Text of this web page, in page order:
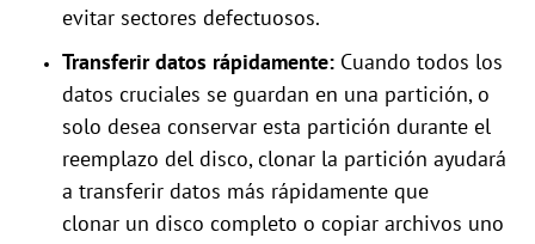
evitar sectores defectuosos.
Transferirdatos rápidamente: Cuando todos los
datos cruciales se guardan en una partición, o
solo desea conservar esta partición durante el
reemplazo del disco, clonar la partición ayudará
a transferir datos más rápidamente que
clonar un disco completo o copiar archivos uno